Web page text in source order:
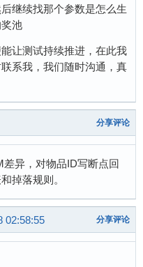
继续找那个参数是怎么生
池
让测试持续推进，在此我
系我，我们随时沟通，真
分享评论
异，对物品ID写断点回
掉落规则。
02:58:55 分享评论